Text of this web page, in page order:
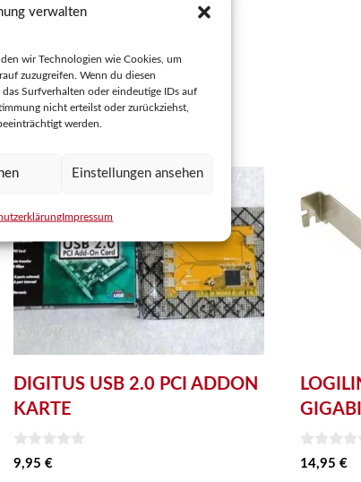
verwalten
wir Technologien wie Cookies, um
zuzugreifen. Wenn du diesen
Surfverhalten oder eindeutige IDs auf
nicht erteilst oder zurückziehst,
werden.
Einstellungen ansehen
Impressum
DIGITUS USB 2.0 PCI ADDON
KARTE
0
v
9,95 €
0
v
14,95 €